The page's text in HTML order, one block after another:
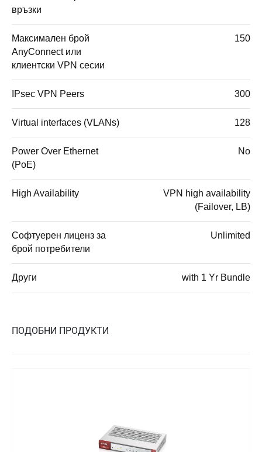
връзки
Максимален брой
AnyConnect или
клиентски VPN сесии
150
IPsec VPN Peers 300
Virtual interfaces (VLANs) 128
Power Over Ethernet
(PoE)
No
High Availability
VPN high availability
(Failover, LB)
Софтуерен лиценз за
брой потребители
Unlimited
Други with 1 Yr Bundle
ПОДОБНИ ПРОДУКТИ